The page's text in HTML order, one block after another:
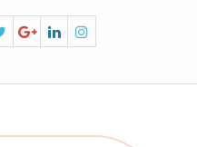
sociaux !
Google
Plus
LinkedInInstagram